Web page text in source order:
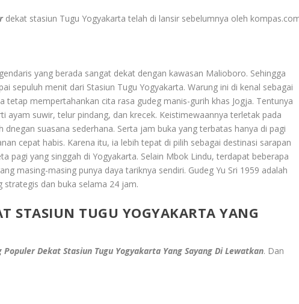
dekat stasiun Tugu Yogyakarta telah di lansir sebelumnya oleh
yang berada sangat dekat dengan kawasan Malioboro. Sehingga
sepuluh menit dari Stasiun Tugu Yogyakarta. Warung ini di kenal sebagai
tetap mempertahankan cita rasa gudeg manis-gurih khas Jogja. Tentunya
ayam suwir, telur pindang, dan krecek. Keistimewaannya terletak pada
suasana sederhana. Serta jam buka yang terbatas hanya di pagi
cepat habis. Karena itu, ia lebih tepat di pilih sebagai destinasi sarapan
pagi yang singgah di Yogyakarta. Selain Mbok Lindu, terdapat beberapa
masing-masing punya daya tariknya sendiri. Gudeg Yu Sri 1959 adalah
strategis dan buka selama 24 jam.
STASIUN TUGU YOGYAKARTA YANG
Populer Dekat Stasiun Tugu Yogyakarta Yang Sayang Di Lewatkan. Dan